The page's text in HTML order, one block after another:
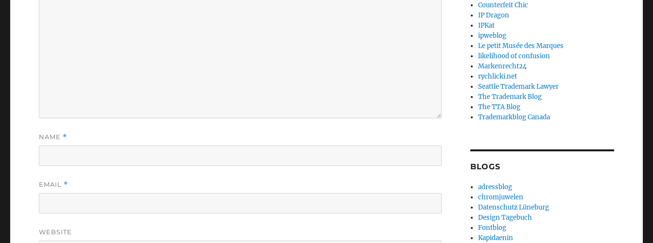
NAME *
EMAIL *
WEBSITE
Counterfeit Chic
IP Dragon
IPKat
ipweblog
Le petit Musée des Marques
likelihood of confusion
Markenrecht24
rychlicki.net
Seattle Trademark Lawyer
The Trademark Blog
The TTA Blog
Trademarkblog Canada
BLOGS
adressblog
chromjuwelen
Datenschutz Lüneburg
Design Tagebuch
Fontblog
Kapidaenin